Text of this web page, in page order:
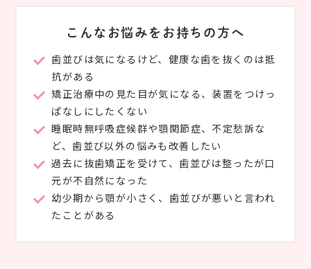
こんなお悩みをお持ちの方へ
歯並びは気になるけど、健康な歯を抜くのは抵
抗がある
矯正治療中の見た目が気になる、装置をつけっ
ぱなしにしたくない
睡眠時無呼吸症候群や顎関節症、不定愁訴な
ど、歯並び以外の悩みも改善したい
過去に抜歯矯正を受けて、歯並びは整ったが口
元が不自然になった
幼少期から顎が小さく、歯並びが悪いと言われ
たことがある